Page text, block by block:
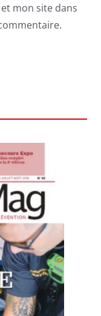
mon site dans